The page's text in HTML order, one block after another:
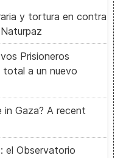
y tortura en contra
Prisioneros
total a un nuevo
in Gaza? A recent
el Observatorio